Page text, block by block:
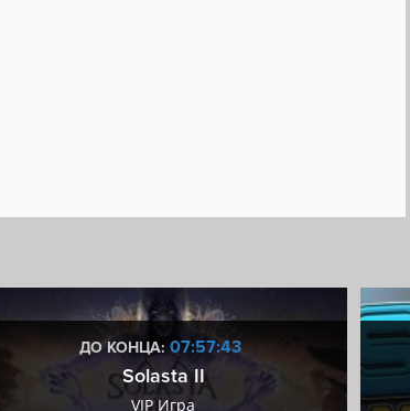
ДО КОНЦА:07:57:42
Solasta II
VIP Игра